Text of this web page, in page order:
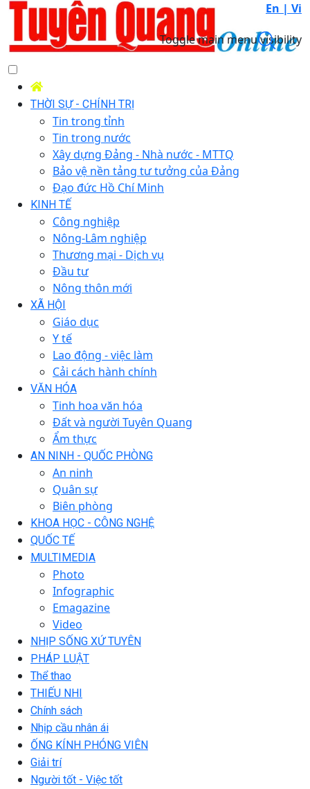
En | Vi
Toggle main menu visibility
THỜI SỰ - CHÍNH TRỊ
Tin trong tỉnh
Tin trong nước
Xây dựng Đảng - Nhà nước - MTTQ
Bảo vệ nền tảng tư tưởng của Đảng
Đạo đức Hồ Chí Minh
KINH TẾ
Công nghiệp
Nông-Lâm nghiệp
Thương mại - Dịch vụ
Đầu tư
Nông thôn mới
XÃ HỘI
Giáo dục
Y tế
Lao động - việc làm
Cải cách hành chính
VĂN HÓA
Tinh hoa văn hóa
Đất và người Tuyên Quang
Ẩm thực
AN NINH - QUỐC PHÒNG
An ninh
Quân sự
Biên phòng
KHOA HỌC - CÔNG NGHỆ
QUỐC TẾ
MULTIMEDIA
Photo
Infographic
Emagazine
Video
NHỊP SỐNG XỨ TUYÊN
PHÁP LUẬT
Thể thao
THIẾU NHI
Chính sách
Nhịp cầu nhân ái
ỐNG KÍNH PHÓNG VIÊN
Giải trí
Người tốt - Việc tốt